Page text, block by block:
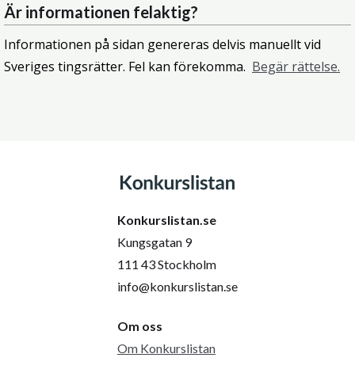
Är informationen felaktig?
Informationen på sidan genereras delvis manuellt vid
Sveriges tingsrätter. Fel kan förekomma. Begär rättelse.
Konkurslistan.se
Kungsgatan 9
111 43 Stockholm
info@konkurslistan.se
Om oss
Om Konkurslistan